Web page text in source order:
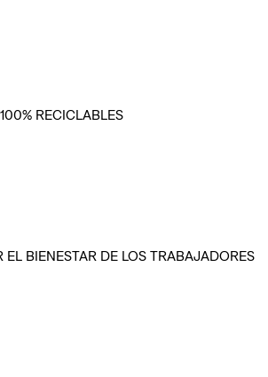
RECICLABLES
EL BIENESTAR DE LOS TRABAJADORES